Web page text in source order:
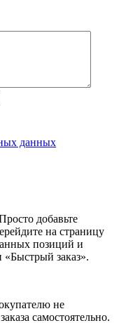
данных
добавьте
на страницу
позиций и
заказ».
не
самостоятельно.